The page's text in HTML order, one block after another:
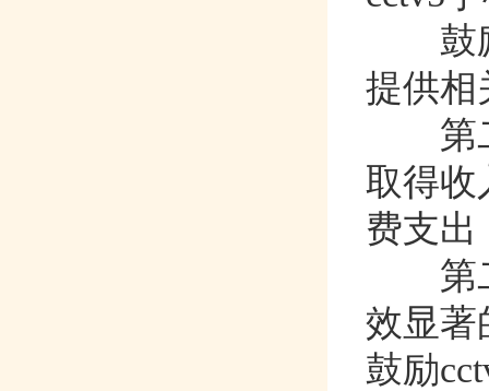
鼓励
提供相
第
取得收
费支出
第
效显著
鼓励